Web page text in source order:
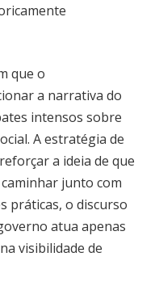
que o
a narrativa do
intensos sobre
A estratégia de
a ideia de que
junto com
práticas, o discurso
atua apenas
visibilidade de